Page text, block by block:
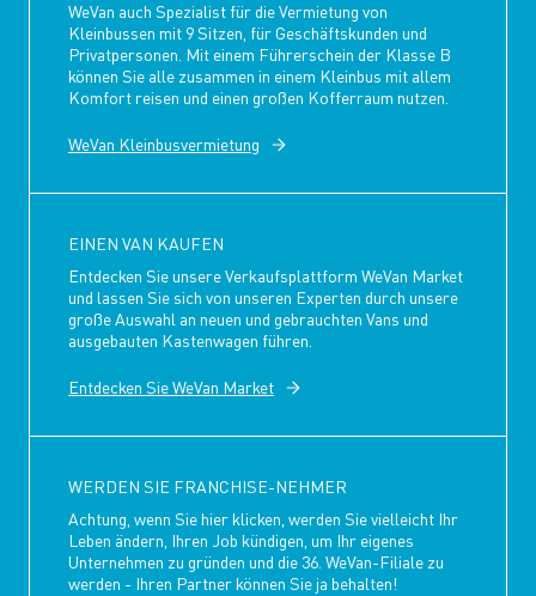
WeVan auch Spezialist für die Vermietung von
Kleinbussen mit 9 Sitzen, für Geschäftskunden und
Privatpersonen. Mit einem Führerschein der Klasse B
können Sie alle zusammen in einem Kleinbus mit allem
Komfort reisen und einen großen Kofferraum nutzen.
WeVan Kleinbusvermietung
EINEN VAN KAUFEN
Entdecken Sie unsere Verkaufsplattform WeVan Market
und lassen Sie sich von unseren Experten durch unsere
große Auswahl an neuen und gebrauchten Vans und
ausgebauten Kastenwagen führen.
Entdecken Sie WeVan Market
WERDEN SIE FRANCHISE-NEHMER
Achtung, wenn Sie hier klicken, werden Sie vielleicht Ihr
Leben ändern, Ihren Job kündigen, um Ihr eigenes
Unternehmen zu gründen und die 36. WeVan-Filiale zu
werden - Ihren Partner können Sie ja behalten!